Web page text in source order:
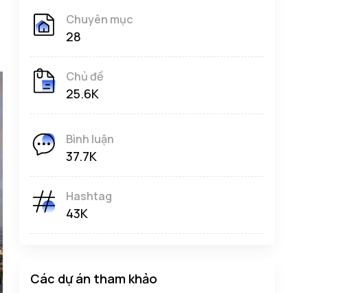
Chuyên mục
28
Chủ đề
25.6K
Bình luận
37.7K
Hashtag
43K
Các dự án tham khảo